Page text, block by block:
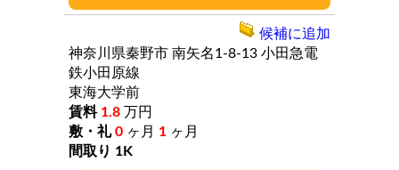
神奈川県秦野市 南矢名1-8-13 小田急電
鉄小田原線
東海大学前
1.8 万円
0 ヶ月 1 ヶ月
1K
候補に追加